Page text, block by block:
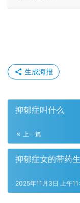
生成海报
抑郁症叫什么
上一篇
抑郁症女的带药
2025年11月3日 上午